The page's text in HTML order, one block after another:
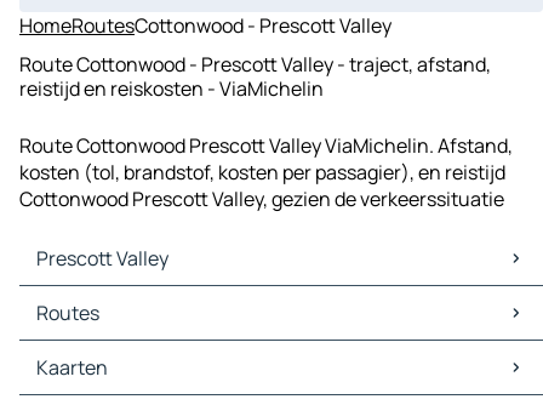
HomeRoutesCottonwood - Prescott Valley
Route Cottonwood - Prescott Valley - traject, afstand,
reistijd en reiskosten - ViaMichelin
Route Cottonwood Prescott Valley ViaMichelin. Afstand,
kosten (tol, brandstof, kosten per passagier), en reistijd
Cottonwood Prescott Valley, gezien de verkeerssituatie
Prescott Valley
Prescott Valley Kaarten
Prescott Valley Verkeer
Prescott Valley Hotels
Prescott Valley Restaurants
Routes
Routes Prescott Valley - Prescott
Routes Prescott Valley - Dewey
Kaarten